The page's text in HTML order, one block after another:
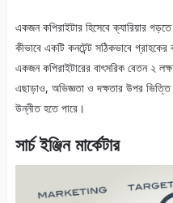
একজন কপিরাইটার হিসেবে ক্যারিয়ার
কীভাবে একটি কনটেন্ট সঠিকভাবে
একজন কপিরাইটারের বাৎসরিক বেতন ২
এছাড়াও, অভিজ্ঞতা ও দক্ষতার উপর ভিত্তি
উন্নীত হতে পারে।
সার্চ ইঞ্জিন মার্কেটার